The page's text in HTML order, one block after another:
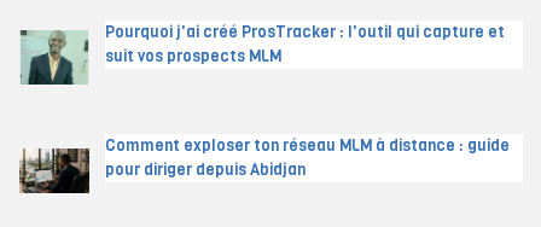
Pourquoi j'ai créé ProsTracker : l'outil qui capture et
suit vos prospects MLM
Comment exploser ton réseau MLM à distance : guide
pour diriger depuis Abidjan